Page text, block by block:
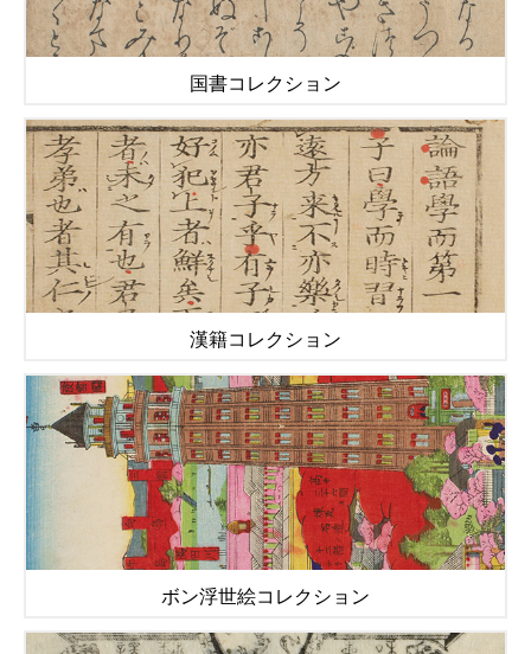
国書コレクション
漢籍コレクション
ボン浮世絵コレクション